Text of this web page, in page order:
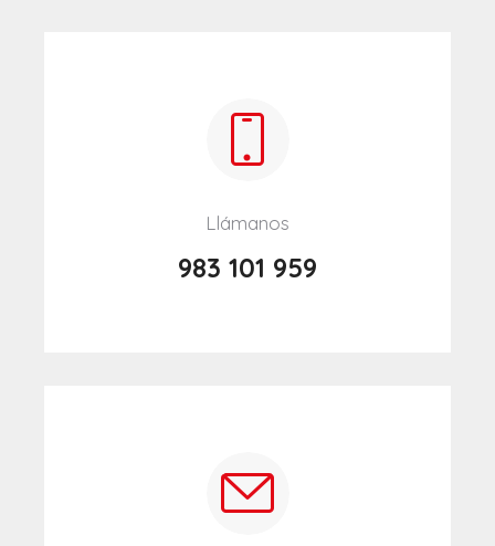
Llámanos
983 101 959